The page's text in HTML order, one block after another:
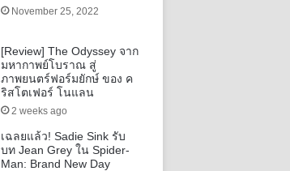
November 25, 2022
[Review] The Odyssey จาก
มหากาพย์โบราณ สู่
ภาพยนตร์ฟอร์มยักษ์ ของ ค
ริสโตเฟอร์ โนแลน
2 weeks ago
เฉลยแล้ว! Sadie Sink รับ
บท Jean Grey ใน Spider-
Man: Brand New Day